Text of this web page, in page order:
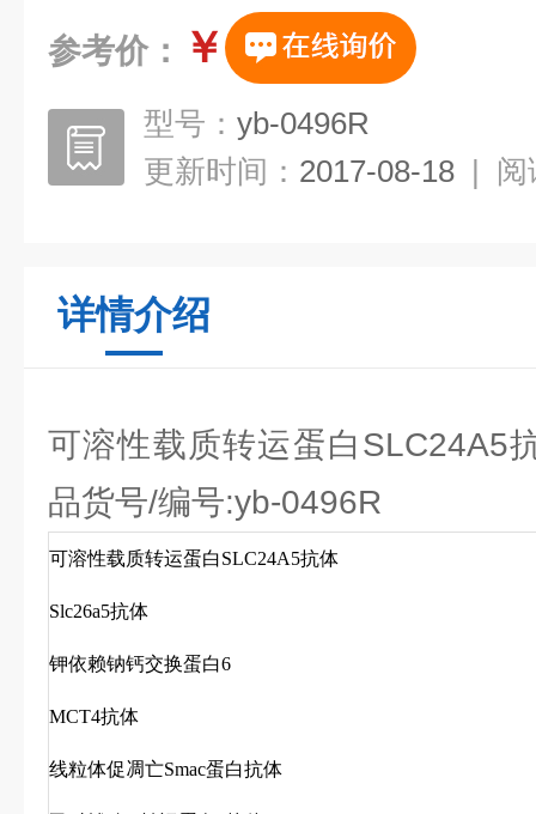
参考价： ￥
型号： yb-0496R
更新时间： 2017-08-18 | 阅
详情介绍
可溶性载质转运蛋白SLC24A5
品货号/编号:yb-0496R
可溶性载质转运蛋白SLC24A5抗体
Slc26a5抗体
钾依赖钠钙交换蛋白6
MCT4抗体
线粒体促凋亡Smac蛋白抗体